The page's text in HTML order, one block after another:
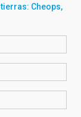
Cheops,